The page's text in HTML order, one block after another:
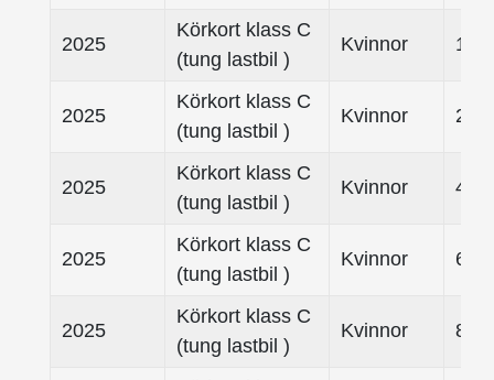
2025
Körkort klass C
(tung lastbil )
Kvinnor 18 -
2025
Körkort klass C
(tung lastbil )
Kvinnor 25-
2025
Körkort klass C
(tung lastbil )
Kvinnor 45-
2025
Körkort klass C
(tung lastbil )
Kvinnor 65-
2025
Körkort klass C
(tung lastbil )
Kvinnor 80-